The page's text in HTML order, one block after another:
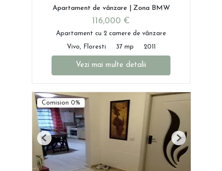
Apartament de vânzare | Zona BMW
116,000 €
Apartament cu 2 camere de vânzare
Vivo, Floresti 37 mp 2011
Vezi mai multe detalii
Comision 0%
Previous Next